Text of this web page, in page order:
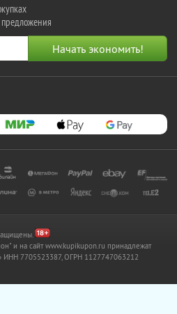
и на сайт www.kupikupon.ru принадлежат
ИНН 7705523387, ОГРН 1127747063212